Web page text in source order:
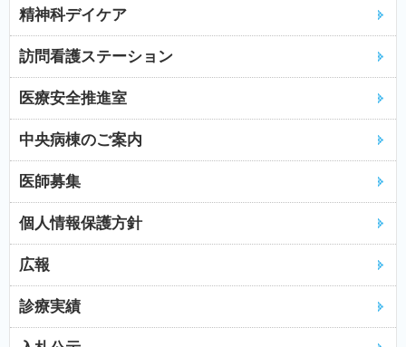
精神科デイケア
訪問看護ステーション
医療安全推進室
中央病棟のご案内
医師募集
個人情報保護方針
広報
診療実績